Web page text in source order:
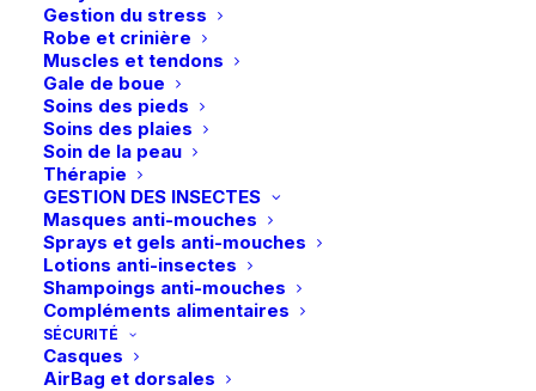
Gestion du stress
Robe et crinière
Muscles et tendons
Gale de boue
Soins des pieds
Soins des plaies
Soin de la peau
Thérapie
GESTION DES INSECTES
Masques anti-mouches
Sprays et gels anti-mouches
Lotions anti-insectes
Shampoings anti-mouches
Compléments alimentaires
SÉCURITÉ
Casques
AirBag et dorsales
AJOUTER AU PANIER
HFI | Arrêts de martingale – Brun
Livraison gratuite dès 99€
en point relais